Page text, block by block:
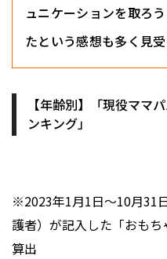
ュニケーションを取ろ
たという感想も多く見受
【年齢別】「現役ママ
ンキング」
※2023年1月1日〜10月31
護者）が記入した「おも
算出